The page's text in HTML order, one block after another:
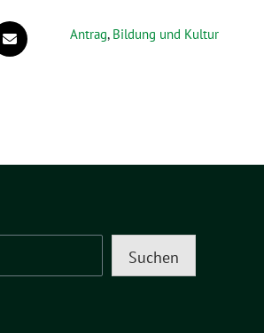
Antrag, Bildung und Kultur
Suchen